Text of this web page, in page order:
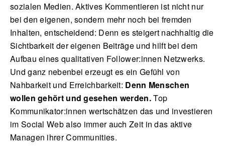
sozialen Medien. Aktives Kommentieren ist nicht nur
bei den eigenen, sondern mehr noch bei fremden
Inhalten, entscheidend: Denn es steigert nachhaltig die
Sichtbarkeit der eigenen Beiträge und hilft bei dem
Aufbau eines qualitativen Follower:innen Netzwerks.
Und ganz nebenbei erzeugt es ein Gefühl von
Nahbarkeit und Erreichbarkeit: Denn Menschen
wollen gehört und gesehen werden.Top
Kommunikator:innen wertschätzen das und investieren
im Social Web also immer auch Zeit in das aktive
Managen ihrer Communities.